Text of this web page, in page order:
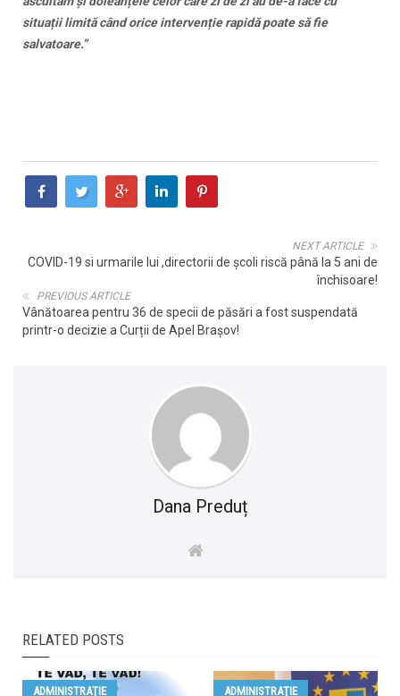
situații limită când orice intervenție rapidă poate să fie
salvatoare.”
NEXT ARTICLE
COVID-19 si urmarile lui ,directorii de școli riscă până la 5 ani de
închisoare!
PREVIOUS ARTICLE
Vânătoarea pentru 36 de specii de păsări a fost suspendată
printr-o decizie a Curții de Apel Brașov!
Dana Preduț
RELATED POSTS
ADMINISTRAŢIE ADMINISTRAŢIE